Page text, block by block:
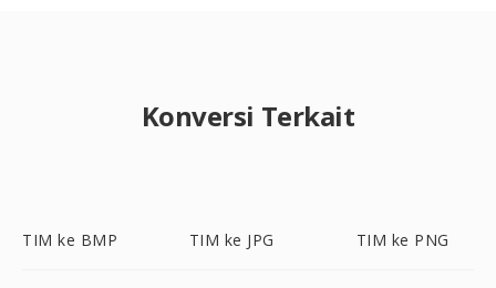
Konversi Terkait
TIM ke BMP TIM ke JPG TIM ke PNG